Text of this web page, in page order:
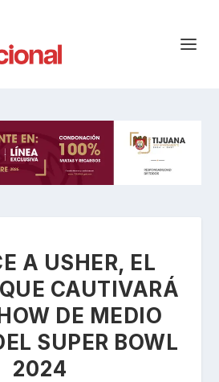
A USHER, EL
CAUTIVARÁ
DE MEDIO
SUPER BOWL
2024